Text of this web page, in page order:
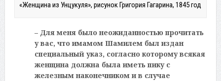
«Женщина из Унцукуля», рисунок Григория Гагарина, 1845 год
– Для меня было неожиданностью прочитать
у вас, что имамом Шамилем был издан
специальный указ, согласно которому всякая
женщина должна была иметь пику с
железным наконечником и в случае